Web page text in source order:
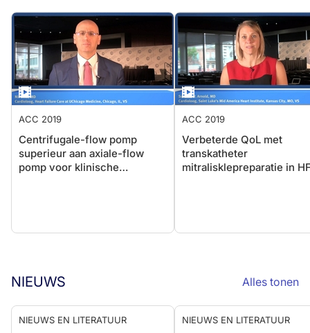
ACC 2019
Centrifugale-flow pomp
superieur aan axiale-flow
pomp voor klinische
ACC 2019
Verbeterde QoL met
transkatheter
mitralisklepreparatie in
NIEUWS Alles tonen
NIEUWS EN LITERATUUR NIEUWS EN LITERATUUR